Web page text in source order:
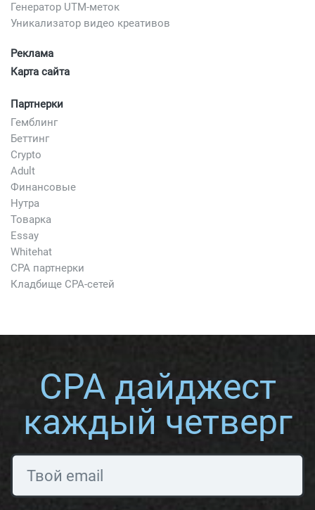
Генератор UTM-меток
Уникализатор видео креативов
Реклама
Карта сайта
Партнерки
Гемблинг
Беттинг
Crypto
Adult
Финансовые
Нутра
Товарка
Essay
Whitehat
CPA партнерки
Кладбище CPA-сетей
CPA дайджест
каждый четверг